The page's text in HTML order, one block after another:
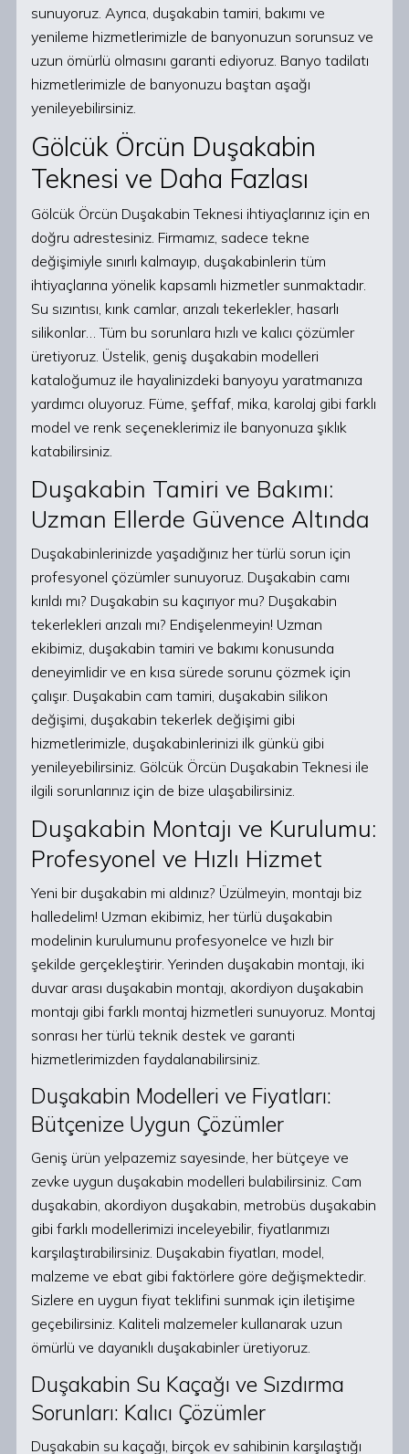
sunuyoruz. Ayrıca, duşakabin tamiri, bakımı ve
yenileme hizmetlerimizle de banyonuzun sorunsuz ve
uzun ömürlü olmasını garanti ediyoruz. Banyo tadilatı
hizmetlerimizle de banyonuzu baştan aşağı
yenileyebilirsiniz.
Gölcük Örcün Duşakabin
Teknesi ve Daha Fazlası
Gölcük Örcün Duşakabin Teknesi ihtiyaçlarınız için en
doğru adrestesiniz. Firmamız, sadece tekne
değişimiyle sınırlı kalmayıp, duşakabinlerin tüm
ihtiyaçlarına yönelik kapsamlı hizmetler sunmaktadır.
Su sızıntısı, kırık camlar, arızalı tekerlekler, hasarlı
silikonlar… Tüm bu sorunlara hızlı ve kalıcı çözümler
üretiyoruz. Üstelik, geniş duşakabin modelleri
kataloğumuz ile hayalinizdeki banyoyu yaratmanıza
yardımcı oluyoruz. Füme, şeffaf, mika, karolaj gibi farklı
model ve renk seçeneklerimiz ile banyonuza şıklık
katabilirsiniz.
Duşakabin Tamiri ve Bakımı:
Uzman Ellerde Güvence Altında
Duşakabinlerinizde yaşadığınız her türlü sorun için
profesyonel çözümler sunuyoruz. Duşakabin camı
kırıldı mı? Duşakabin su kaçırıyor mu? Duşakabin
tekerlekleri arızalı mı? Endişelenmeyin! Uzman
ekibimiz, duşakabin tamiri ve bakımı konusunda
deneyimlidir ve en kısa sürede sorunu çözmek için
çalışır. Duşakabin cam tamiri, duşakabin silikon
değişimi, duşakabin tekerlek değişimi gibi
hizmetlerimizle, duşakabinlerinizi ilk günkü gibi
yenileyebilirsiniz. Gölcük Örcün Duşakabin Teknesi ile
ilgili sorunlarınız için de bize ulaşabilirsiniz.
Duşakabin Montajı ve Kurulumu:
Profesyonel ve Hızlı Hizmet
Yeni bir duşakabin mi aldınız? Üzülmeyin, montajı biz
halledelim! Uzman ekibimiz, her türlü duşakabin
modelinin kurulumunu profesyonelce ve hızlı bir
şekilde gerçekleştirir. Yerinden duşakabin montajı, iki
duvar arası duşakabin montajı, akordiyon duşakabin
montajı gibi farklı montaj hizmetleri sunuyoruz. Montaj
sonrası her türlü teknik destek ve garanti
hizmetlerimizden faydalanabilirsiniz.
Duşakabin Modelleri ve Fiyatları:
Bütçenize Uygun Çözümler
Geniş ürün yelpazemiz sayesinde, her bütçeye ve
zevke uygun duşakabin modelleri bulabilirsiniz. Cam
duşakabin, akordiyon duşakabin, metrobüs duşakabin
gibi farklı modellerimizi inceleyebilir, fiyatlarımızı
karşılaştırabilirsiniz. Duşakabin fiyatları, model,
malzeme ve ebat gibi faktörlere göre değişmektedir.
Sizlere en uygun fiyat teklifini sunmak için iletişime
geçebilirsiniz. Kaliteli malzemeler kullanarak uzun
ömürlü ve dayanıklı duşakabinler üretiyoruz.
Duşakabin Su Kaçağı ve Sızdırma
Sorunları: Kalıcı Çözümler
Duşakabin su kaçağı, birçok ev sahibinin karşılaştığı